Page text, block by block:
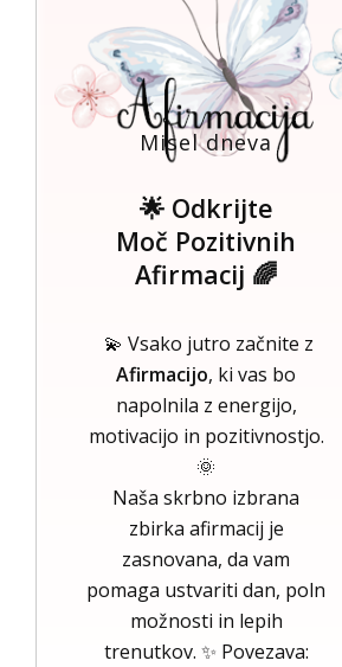
Misel dneva
🌟 Odkrijte
Moč Pozitivnih
Afirmacij 🌈
💫 Vsako jutro začnite z
Afirmacijo, ki vas bo
napolnila z energijo,
motivacijo in pozitivnostjo.
🌞
Naša skrbno izbrana
zbirka afirmacij je
zasnovana, da vam
pomaga ustvariti dan, poln
možnosti in lepih
trenutkov. ✨ Povezava: